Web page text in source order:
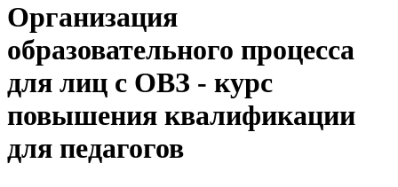
Организация
образовательного процесса
для лиц с ОВЗ - курс
повышения квалификации
для педагогов